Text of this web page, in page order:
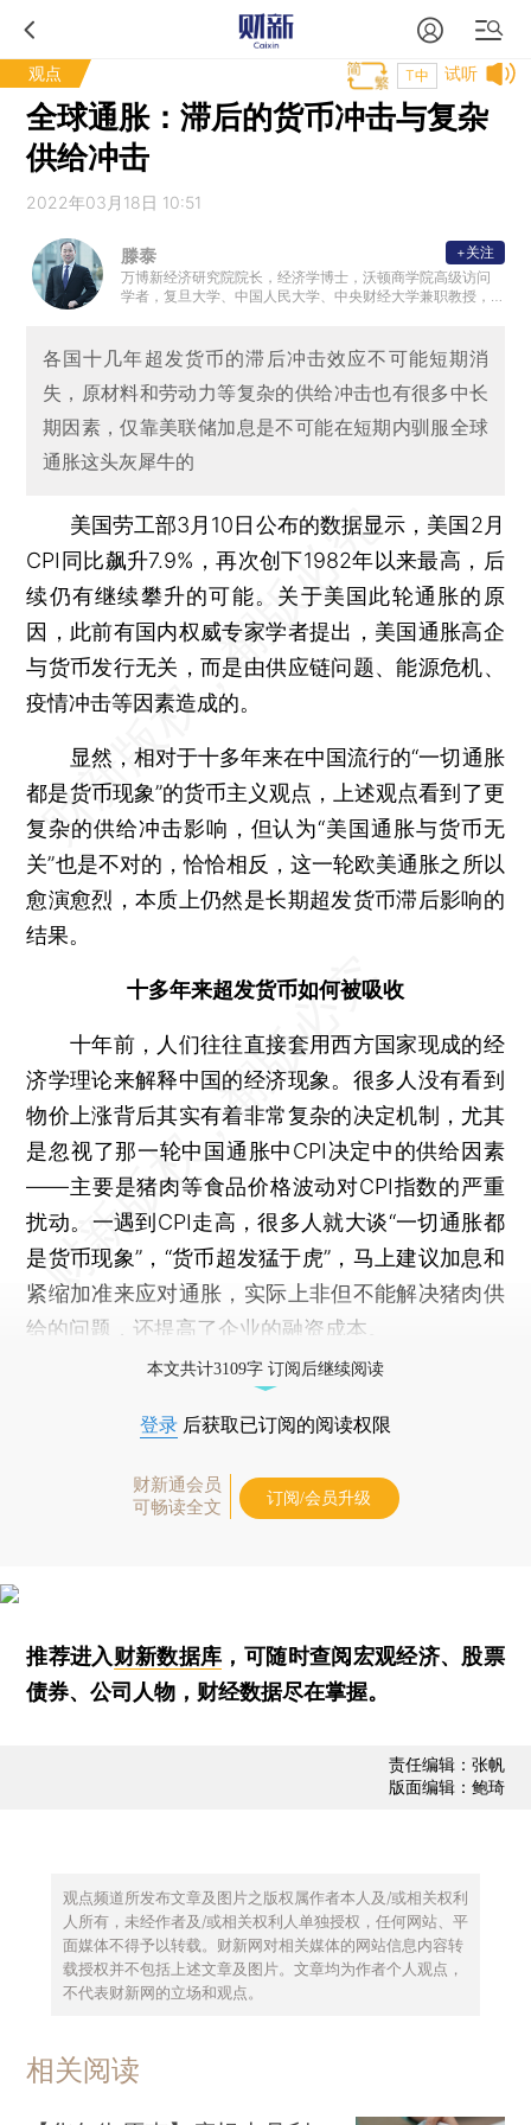
观点 试听
T中
全球通胀：滞后的货币冲击与复杂
供给冲击
2022年03月18日 10:51
滕泰
万博新经济研究院院长，经济学博士，沃顿商学院高级访问
学者，复旦大学、中国人民大学、中央财经大学兼职教授，
+关注
各国十几年超发货币的滞后冲击效应不可能短期消
失，原材料和劳动力等复杂的供给冲击也有很多中长
期因素，仅靠美联储加息是不可能在短期内驯服全球
通胀这头灰犀牛的
美国劳工部3月10日公布的数据显示，美国2月
CPI同比飙升7.9%，再次创下1982年以来最高，后
续仍有继续攀升的可能。关于美国此轮通胀的原
因，此前有国内权威专家学者提出，美国通胀高企
与货币发行无关，而是由供应链问题、能源危机、
疫情冲击等因素造成的。
显然，相对于十多年来在中国流行的“一切通胀
都是货币现象”的货币主义观点，上述观点看到了更
复杂的供给冲击影响，但认为“美国通胀与货币无
关”也是不对的，恰恰相反，这一轮欧美通胀之所以
愈演愈烈，本质上仍然是长期超发货币滞后影响的
结果。
十多年来超发货币如何被吸收
十年前，人们往往直接套用西方国家现成的经
济学理论来解释中国的经济现象。很多人没有看到
物价上涨背后其实有着非常复杂的决定机制，尤其
是忽视了那一轮中国通胀中CPI决定中的供给因素
——主要是猪肉等食品价格波动对CPI指数的严重
扰动。一遇到CPI走高，很多人就大谈“一切通胀都
是货币现象”，“货币超发猛于虎”，马上建议加息和
紧缩加准来应对通胀，实际上非但不能解决猪肉供
给的问题，还提高了企业的融资成本。
本文共计3109字 订阅后继续阅读
登录 后获取已订阅的阅读权限
财新通会员
可畅读全文
订阅/会员升级
推荐进入财新数据库 ，可随时查阅宏观经济、股票
债券、公司人物，财经数据尽在掌握。
责任编辑：张帆
版面编辑：鲍琦
观点频道所发布文章及图片之版权属作者本人及/或相关权利
人所有，未经作者及/或相关权利人单独授权，任何网站、平
面媒体不得予以转载。财新网对相关媒体的网站信息内容转
载授权并不包括上述文章及图片。文章均为作者个人观点，
不代表财新网的立场和观点。
相关阅读